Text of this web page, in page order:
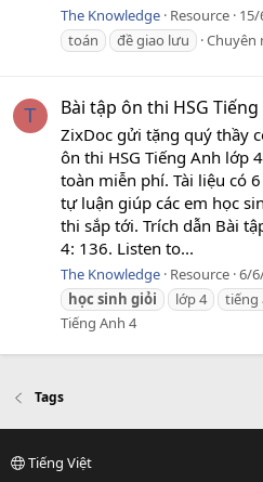
The Knowledge Resource
toán
đề giao lưu Chuyên
T Bài tập ôn thi HSG
ZixDoc gửi tặng quý thầy
ôn thi HSG Tiếng Anh lớp
toàn miễn phí. Tài liệu có
tự luận giúp các em học
thi sắp tới. Trích dẫn Bài
4: 136. Listen to...
The Knowledge Resource 6/
học sinh giỏi lớp 4 tiếng
Tiếng Anh 4
Tags
Tiếng Việt